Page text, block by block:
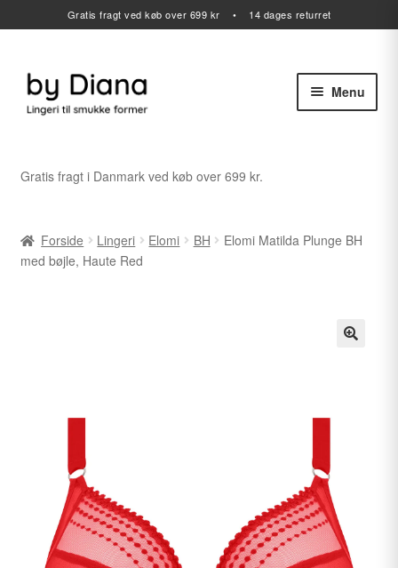
Gratis fragt ved køb over 699 kr • 14 dages returret
Spring
Spring
Menu
Badetøj
Udfold
Gratis fragt i Danmark ved køb over 699 kr.
Forside Lingeri Elomi BH
Elomi Matilda Plunge BH
med bøjle, Haute Red